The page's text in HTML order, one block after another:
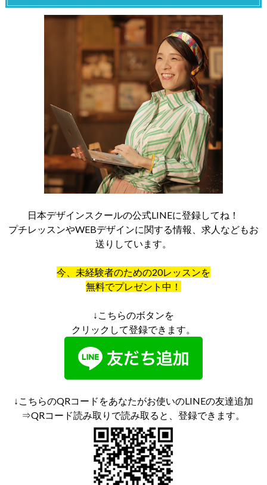
日本デザインスクールの公式LINEに登録してね！
プチレッスンやWEBデザインに関する情報、求人などもお
送りしています。
今、未経験者のための20レッスンを
無料でプレゼント中！
↓こちらのボタンを
クリックして登録できます。
↓こちらのQRコードをあなたがお使いのLINEの友達追加
⇒QRコード読み取りで読み取ると、登録できます。